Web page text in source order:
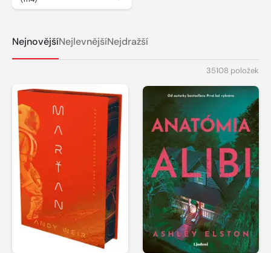
NejnovějšíNejlevnějšíNejdražší
35108 položek